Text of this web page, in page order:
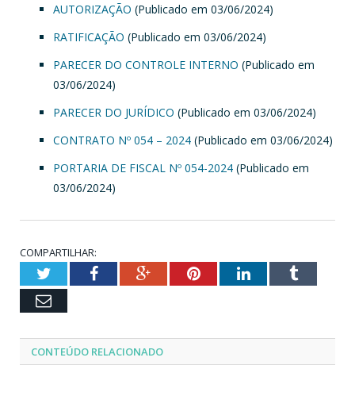
AUTORIZAÇÃO (Publicado em 03/06/2024)
RATIFICAÇÃO (Publicado em 03/06/2024)
PARECER DO CONTROLE INTERNO (Publicado em
03/06/2024)
PARECER DO JURÍDICO (Publicado em 03/06/2024)
CONTRATO Nº 054 – 2024 (Publicado em 03/06/2024)
PORTARIA DE FISCAL Nº 054-2024 (Publicado em
03/06/2024)
COMPARTILHAR:
TwitterFacebookGoogle+PinterestLinkedInTumblr
Email
CONTEÚDO RELACIONADO